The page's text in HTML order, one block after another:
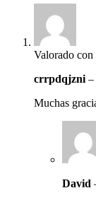
Valorado con
crrpdqjzni –
Muchas
David